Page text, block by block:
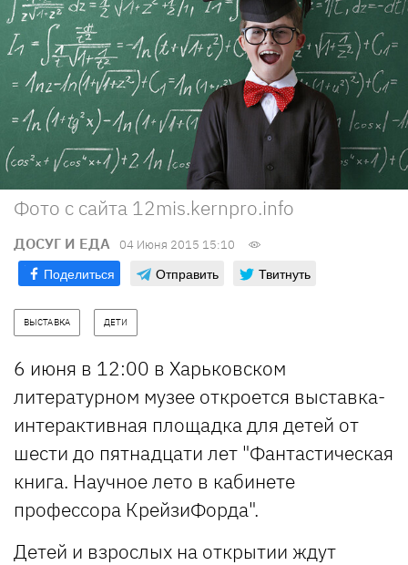
Фото с сайта 12mis.kernpro.info
ДОСУГ И ЕДА 04 Июня 2015 15:10
Поделиться Отправить Твитнуть
ВЫСТАВКА ДЕТИ
6 июня в 12:00 в Харьковском
литературном музее откроется выставка-
интерактивная площадка для детей от
шести до пятнадцати лет "Фантастическая
книга. Научное лето в кабинете
профессора КрейзиФорда".
Детей и взрослых на открытии ждут